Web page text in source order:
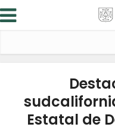
Estatal de